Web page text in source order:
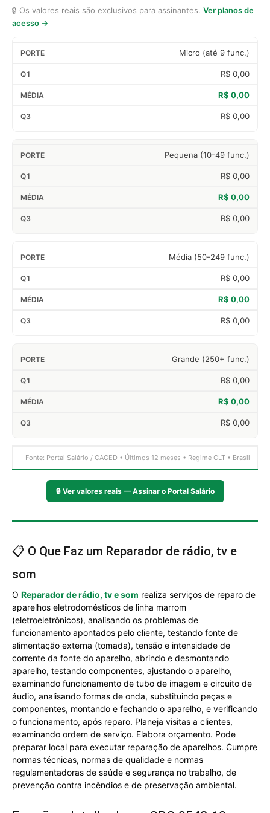
🔒 Os valores reais são exclusivos para assinantes. Ver planos de
acesso →
Micro (até 9 func.)
R$ 0,00
R$ 0,00
R$ 0,00
Pequena (10-49 func.)
R$ 0,00
R$ 0,00
R$ 0,00
Média (50-249 func.)
R$ 0,00
R$ 0,00
R$ 0,00
Grande (250+ func.)
R$ 0,00
R$ 0,00
R$ 0,00
Fonte: Portal Salário / CAGED • Últimos 12 meses • Regime CLT • Brasil
🔒 Ver valores reais — Assinar o Portal Salário
📋 O Que Faz um Reparador de rádio, tv e
som
O Reparador de rádio, tv e som realiza serviços de reparo de
aparelhos eletrodomésticos de linha marrom
(eletroeletrônicos), analisando os problemas de
funcionamento apontados pelo cliente, testando fonte de
alimentação externa (tomada), tensão e intensidade de
corrente da fonte do aparelho, abrindo e desmontando
aparelho, testando componentes, ajustando o aparelho,
examinando funcionamento de tubo de imagem e circuito de
áudio, analisando formas de onda, substituindo peças e
componentes, montando e fechando o aparelho, e verificando
o funcionamento, após reparo. Planeja visitas a clientes,
examinando ordem de serviço. Elabora orçamento. Pode
preparar local para executar reparação de aparelhos. Cumpre
normas técnicas, normas de qualidade e normas
regulamentadoras de saúde e segurança no trabalho, de
prevenção contra incêndios e de preservação ambiental.